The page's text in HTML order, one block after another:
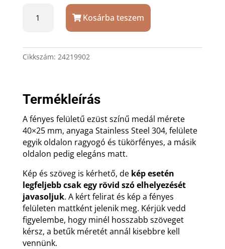
színű
mm
mennyiség
Kosárba teszem
Cikkszám: 24219902
Termékleírás
A fényes felületű ezüst színű medál mérete
40×25 mm, anyaga Stainless Steel 304, felülete
egyik oldalon ragyogó és tükörfényes, a másik
oldalon pedig elegáns matt.
Kép és szöveg is kérhető, de kép esetén
legfeljebb csak egy rövid szó elhelyezését
javasoljuk. A kért felirat és kép a fényes
felületen mattként jelenik meg. Kérjük vedd
figyelembe, hogy minél hosszabb szöveget
kérsz, a betűk méretét annál kisebbre kell
vennünk.